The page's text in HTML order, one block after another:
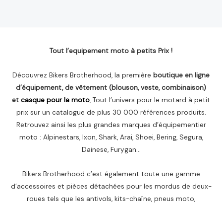
Tout l’equipement moto à petits Prix !
Découvrez Bikers Brotherhood, la première boutique en ligne
d’équipement, de vêtement (blouson, veste, combinaison)
et casque pour la moto, Tout l’univers pour le motard à petit
prix sur un catalogue de plus 30 000 références produits.
Retrouvez ainsi les plus grandes marques d’équipementier
moto : Alpinestars, Ixon, Shark, Arai, Shoei, Bering, Segura,
Dainese, Furygan…
Bikers Brotherhood c’est également toute une gamme
d’accessoires et pièces détachées pour les mordus de deux-
roues tels que les antivols, kits-chaîne, pneus moto,